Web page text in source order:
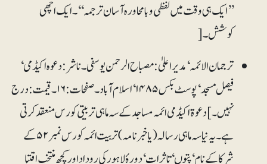
’’ایک ہی وقت میں لفظی و بامحاورہ آسان ترجمہ‘‘۔ ایک اچھی
کوشش۔[
ترجمان الائمہ‘مدیراعلیٰ: مصباح الرحمن یوسفی۔ ناشر: دعوہ اکیڈمی‘
فیصل مسجد‘ پوسٹ بکس ۱۴۸۵‘ اسلام آباد۔ صفحات: ۱۶۔ قیمت: درج
نہیں۔] دعوۃ اکیڈمی ائمہ مساجد کے سہ ماہی تربیتی کورس منعقد کرتی
ہے۔ یہ نیا سہ ماہی رسالہ (یا خبرنامہ) تربیت ائمہ کورس نمبر۵۲ کے
شرکاکے نام‘ پتوں‘ تاثرات‘ دورۂ لاہور کی روداد اور کچھ منتخب اقتبا